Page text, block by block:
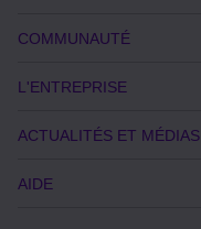
COMMUNAUTÉ
L'ENTREPRISE
ACTUALITÉS ET MÉDIAS
AIDE